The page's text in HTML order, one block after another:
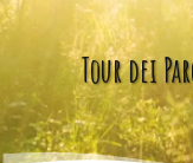
Tour dei